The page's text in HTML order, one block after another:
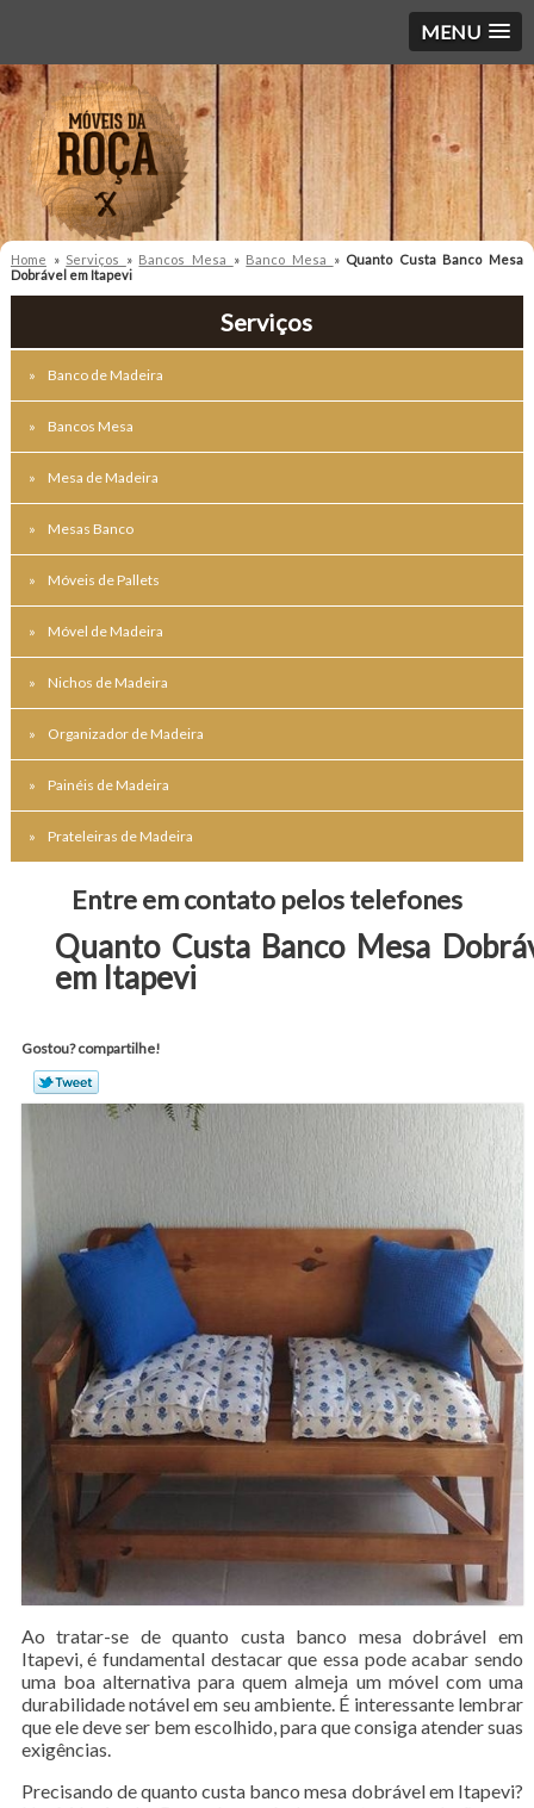
MENU
Home » Serviços » Bancos Mesa » Banco Mesa » Quanto Custa Banco Mesa
Dobrável em Itapevi
Serviços
Banco de Madeira
Bancos Mesa
Mesa de Madeira
Mesas Banco
Móveis de Pallets
Móvel de Madeira
Nichos de Madeira
Organizador de Madeira
Painéis de Madeira
Prateleiras de Madeira
Entre em contato pelos telefones
Quanto Custa Banco Mesa
em Itapevi
Gostou? compartilhe!
Ao tratar-se de quanto custa banco mesa dobrável em
Itapevi, é fundamental destacar que essa pode acabar sendo
uma boa alternativa para quem almeja um móvel com uma
durabilidade notável em seu ambiente. É interessante lembrar
que ele deve ser bem escolhido, para que consiga atender suas
exigências.
Precisando de quanto custa banco mesa dobrável em Itapevi?